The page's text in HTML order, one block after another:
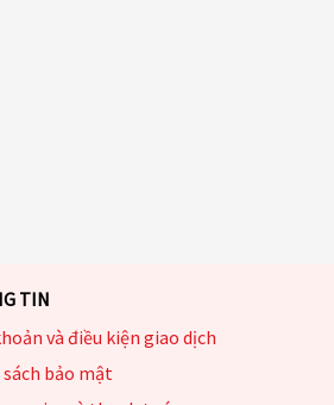
TIN
và điều kiện giao dịch
bảo mật